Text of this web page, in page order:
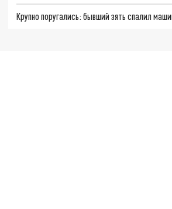
Крупно поругались: бывший зять спалил